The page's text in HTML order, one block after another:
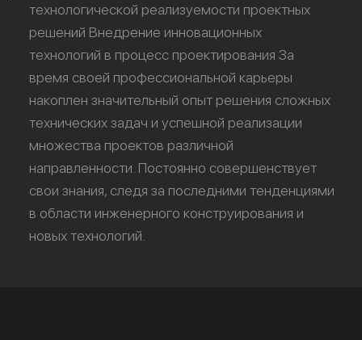
технологической реализуемости проектных
решений Внедрение инновационных
технологий в процесс проектирования За
время своей профессиональной карьеры
накоплен значительный опыт решения сложных
технических задач и успешной реализации
множества проектов различной
направленности. Постоянно совершенствует
свои знания, следя за последними тенденциями
в области инженерного конструирования и
новых технологий.